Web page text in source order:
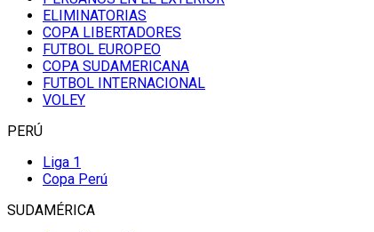
ELIMINATORIAS
COPA LIBERTADORES
FUTBOL EUROPEO
COPA SUDAMERICANA
FUTBOL INTERNACIONAL
VOLEY
PERÚ
Liga 1
Copa Perú
SUDAMÉRICA